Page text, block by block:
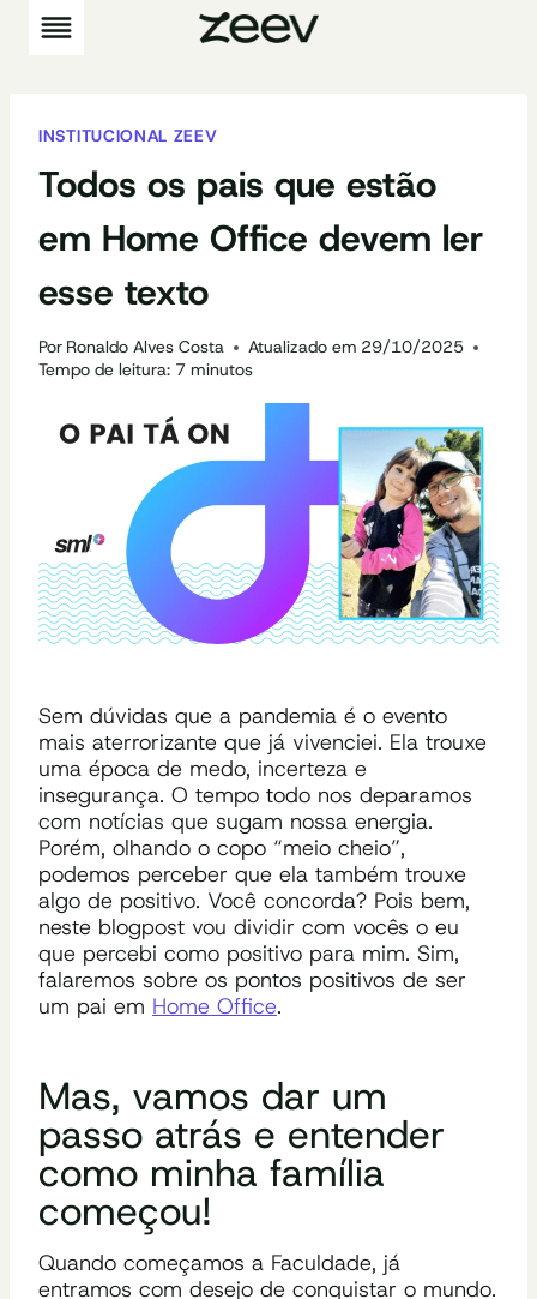
Pular
para
INSTITUCIONAL ZEEV
Todos os pais que estão
em Home Office devem ler
esse texto
Por Ronaldo Alves Costa Atualizado em 29/10/2025
Tempo de leitura: 7 minutos
Sem dúvidas que a pandemia é o evento
mais aterrorizante que já vivenciei. Ela trouxe
uma época de medo, incerteza e
insegurança. O tempo todo nos deparamos
com notícias que sugam nossa energia.
Porém, olhando o copo “meio cheio”,
podemos perceber que ela também trouxe
algo de positivo. Você concorda? Pois bem,
neste blogpost vou dividir com vocês o eu
que percebi como positivo para mim. Sim,
falaremos sobre os pontos positivos de ser
um pai em Home Office.
Mas, vamos dar um
passo atrás e entender
como minha família
começou!
Quando começamos a Faculdade, já
entramos com desejo de conquistar o mundo.